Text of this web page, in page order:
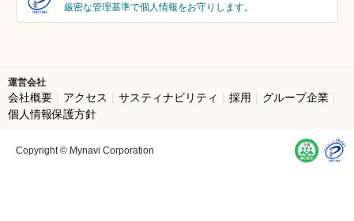
厳密な管理基準で個人情報をお守りします。
運営会社
会社概要 アクセス サスティナビリティ 採用
グループ企業
個人情報保護方針
Copyright © Mynavi Corporation